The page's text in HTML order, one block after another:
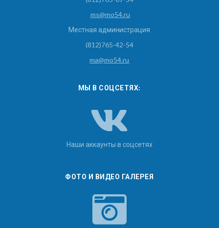
ms@mo54.ru
Местная администрация
(812)765-42-54
ma@mo54.ru
МЫ В СОЦСЕТЯХ:
Наши аккаунты в соцсетях
ФОТО И ВИДЕО ГАЛЕРЕЯ